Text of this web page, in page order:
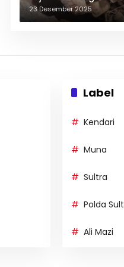
Berulang-ulang
23 Desember 2025
Label
Kendari
Muna
Sultra
Polda
Ali Mazi